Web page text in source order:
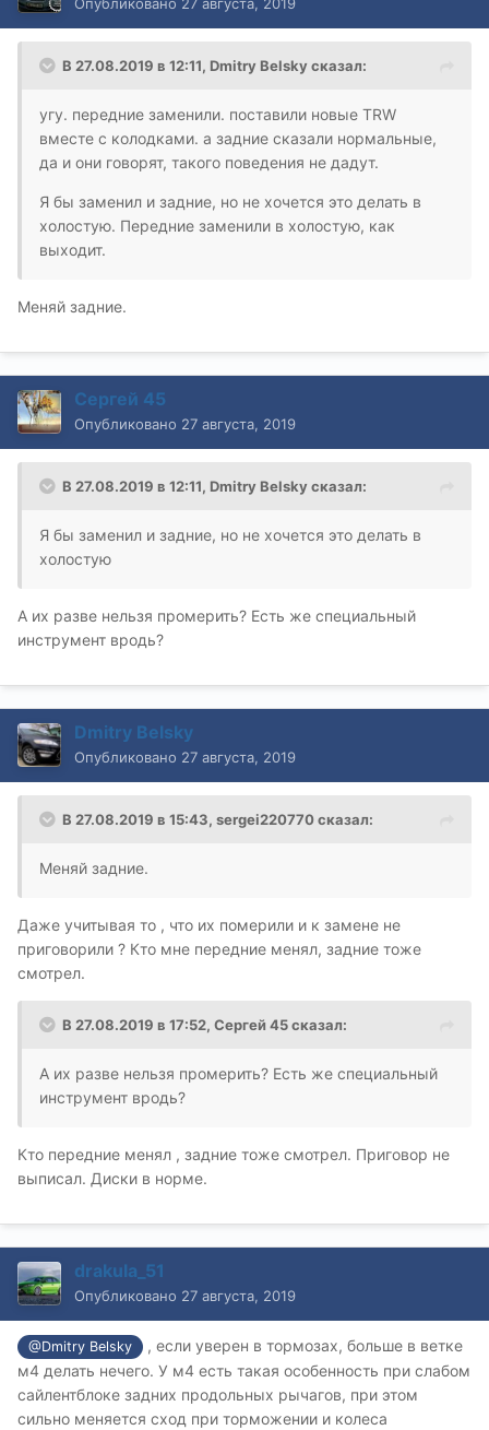
В 27.08.2019 в 12:11, Dmitry Belskyсказал:
угу. передние заменили. поставили новые TRW
вместе с колодками. а задние сказали нормальные,
да и они говорят, такого поведения не дадут.
Я бы заменил и задние, но не хочется это делать в
холостую. Передние заменили в холостую, как
выходит.
Меняй задние.
Сергей 45
Опубликовано 27 августа, 2019
В 27.08.2019 в 12:11, Dmitry Belskyсказал:
Я бы заменил и задние, но не хочется это делать в
холостую
А их разве нельзя промерить? Есть же специальный
инструмент вродь?
Dmitry Belsky
Опубликовано 27 августа, 2019
В 27.08.2019 в 15:43, sergei220770сказал:
Меняй задние.
Даже учитывая то , что их померили и к замене не
приговорили ? Кто мне передние менял, задние тоже
смотрел.
В 27.08.2019 в 17:52, Сергей 45сказал:
А их разве нельзя промерить? Есть же специальный
инструмент вродь?
Кто передние менял , задние тоже смотрел. Приговор не
выписал. Диски в норме.
drakula_51
Опубликовано 27 августа, 2019
@Dmitry Belsky
, если уверен в тормозах, больше в ветке
м4 делать нечего. У м4 есть такая особенность при слабом
сайлентблоке задних продольных рычагов, при этом
сильно меняется сход при торможении и колеса